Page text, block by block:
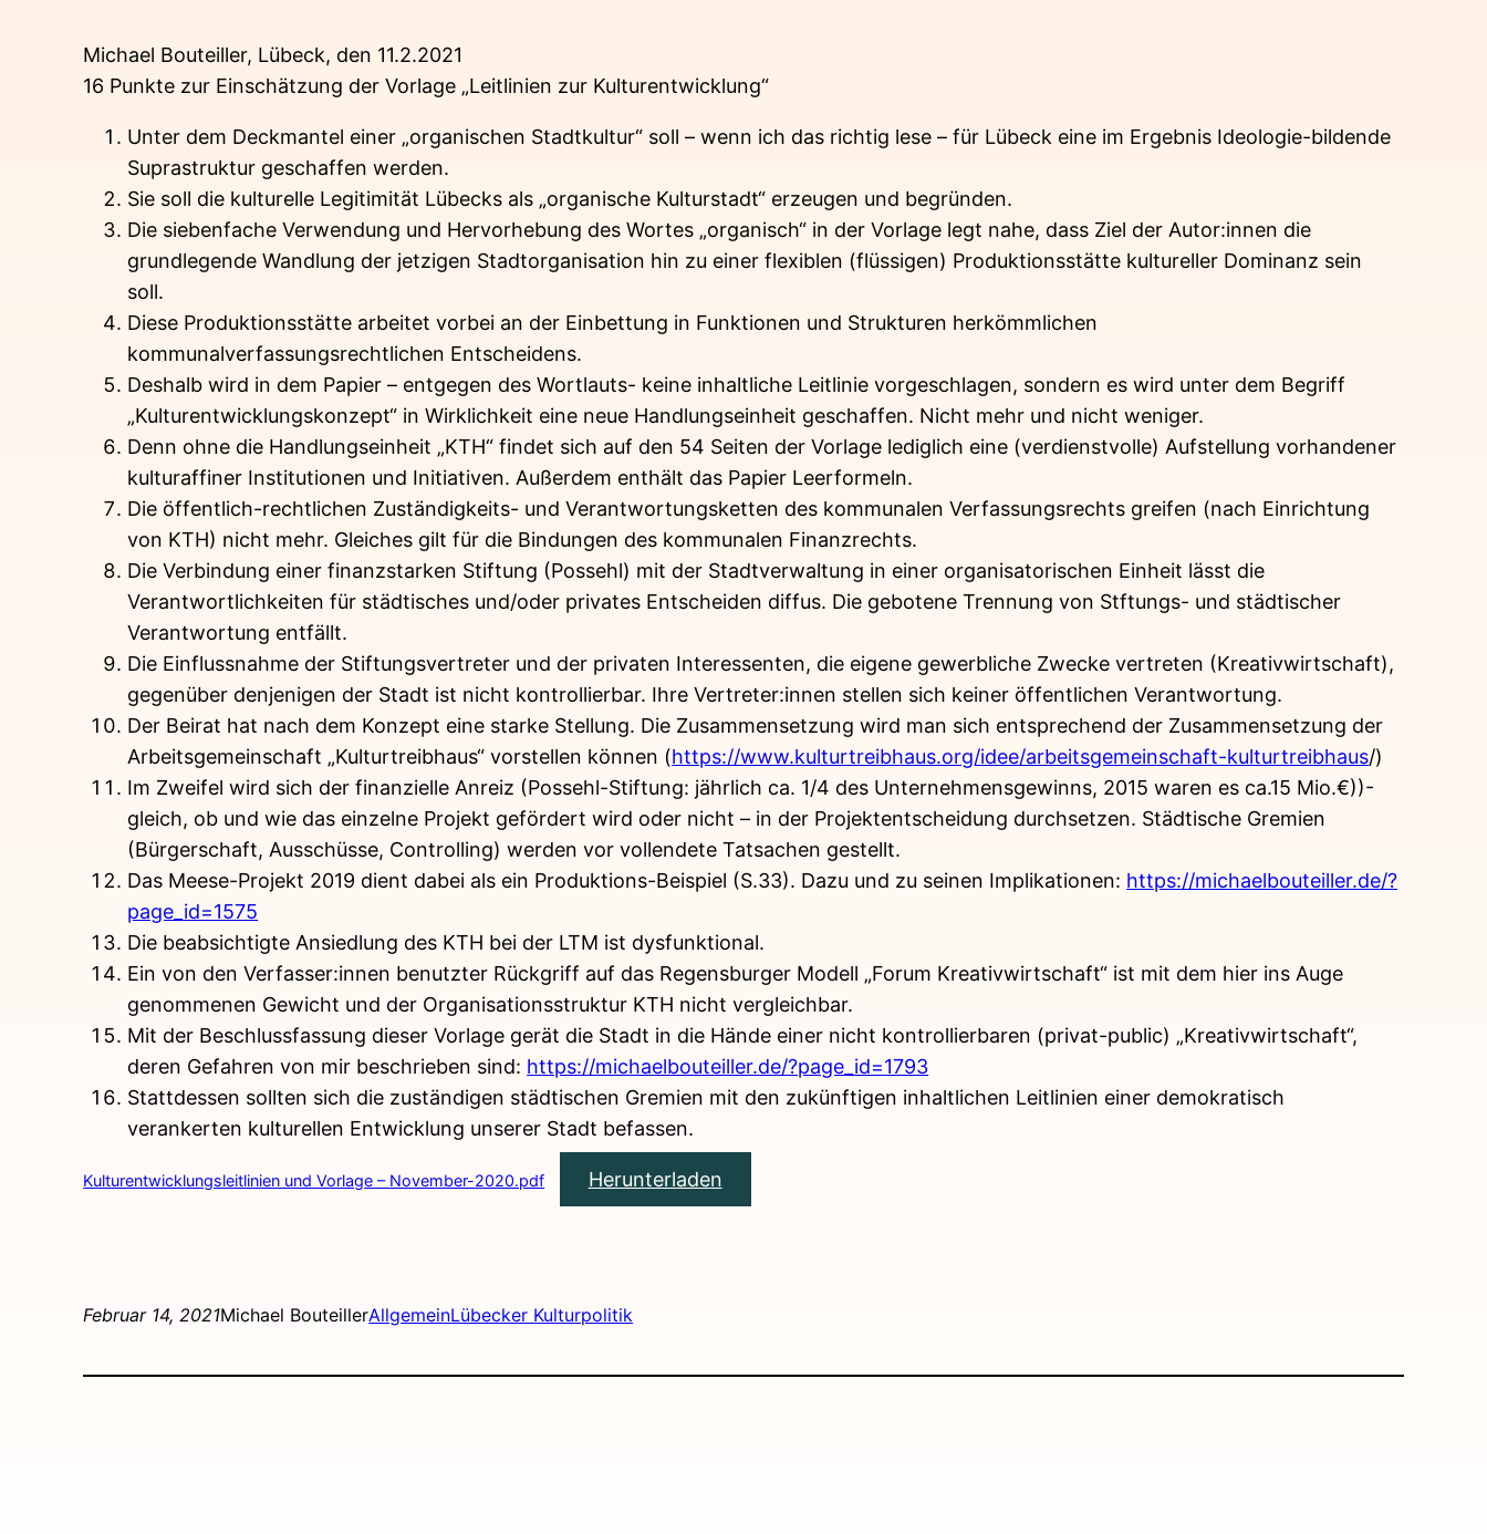
Michael Bouteiller, Lübeck, den 11.2.2021
16 Punkte zur Einschätzung der Vorlage „Leitlinien zur Kulturentwicklung“
Unter dem Deckmantel einer „organischen Stadtkultur“ soll – wenn ich das richtig lese – für Lübeck eine im Ergebnis Ideologie-bildende
Suprastruktur geschaffen werden.
Sie soll die kulturelle Legitimität Lübecks als „organische Kulturstadt“ erzeugen und begründen.
Die siebenfache Verwendung und Hervorhebung des Wortes „organisch“ in der Vorlage legt nahe, dass Ziel der Autor:innen die
grundlegende Wandlung der jetzigen Stadtorganisation hin zu einer flexiblen (flüssigen) Produktionsstätte kultureller Dominanz sein
soll.
Diese Produktionsstätte arbeitet vorbei an der Einbettung in Funktionen und Strukturen herkömmlichen
kommunalverfassungsrechtlichen Entscheidens.
Deshalb wird in dem Papier – entgegen des Wortlauts- keine inhaltliche Leitlinie vorgeschlagen, sondern es wird unter dem Begriff
„Kulturentwicklungskonzept“ in Wirklichkeit eine neue Handlungseinheit geschaffen. Nicht mehr und nicht weniger.
Denn ohne die Handlungseinheit „KTH“ findet sich auf den 54 Seiten der Vorlage lediglich eine (verdienstvolle) Aufstellung vorhandener
kulturaffiner Institutionen und Initiativen. Außerdem enthält das Papier Leerformeln.
Die öffentlich-rechtlichen Zuständigkeits- und Verantwortungsketten des kommunalen Verfassungsrechts greifen (nach Einrichtung
von KTH) nicht mehr. Gleiches gilt für die Bindungen des kommunalen Finanzrechts.
Die Verbindung einer finanzstarken Stiftung (Possehl) mit der Stadtverwaltung in einer organisatorischen Einheit lässt die
Verantwortlichkeiten für städtisches und/oder privates Entscheiden diffus. Die gebotene Trennung von Stftungs- und städtischer
Verantwortung entfällt.
Die Einflussnahme der Stiftungsvertreter und der privaten Interessenten, die eigene gewerbliche Zwecke vertreten (Kreativwirtschaft),
gegenüber denjenigen der Stadt ist nicht kontrollierbar. Ihre Vertreter:innen stellen sich keiner öffentlichen Verantwortung.
Der Beirat hat nach dem Konzept eine starke Stellung. Die Zusammensetzung wird man sich entsprechend der Zusammensetzung der
Arbeitsgemeinschaft „Kulturtreibhaus“ vorstellen können (https://www.kulturtreibhaus.org/idee/arbeitsgemeinschaft-kulturtreibhaus/)
Im Zweifel wird sich der finanzielle Anreiz (Possehl-Stiftung: jährlich ca. 1/4 des Unternehmensgewinns, 2015 waren es ca.15 Mio.€))-
gleich, ob und wie das einzelne Projekt gefördert wird oder nicht – in der Projektentscheidung durchsetzen. Städtische Gremien
(Bürgerschaft, Ausschüsse, Controlling) werden vor vollendete Tatsachen gestellt.
Das Meese-Projekt 2019 dient dabei als ein Produktions-Beispiel (S.33). Dazu und zu seinen Implikationen: https://michaelbouteiller.de/?
page_id=1575
Die beabsichtigte Ansiedlung des KTH bei der LTM ist dysfunktional.
Ein von den Verfasser:innen benutzter Rückgriff auf das Regensburger Modell „Forum Kreativwirtschaft“ ist mit dem hier ins Auge
genommenen Gewicht und der Organisationsstruktur KTH nicht vergleichbar.
Mit der Beschlussfassung dieser Vorlage gerät die Stadt in die Hände einer nicht kontrollierbaren (privat-public) „Kreativwirtschaft“,
deren Gefahren von mir beschrieben sind: https://michaelbouteiller.de/?page_id=1793
Stattdessen sollten sich die zuständigen städtischen Gremien mit den zukünftigen inhaltlichen Leitlinien einer demokratisch
verankerten kulturellen Entwicklung unserer Stadt befassen.
Kulturentwicklungsleitlinien und Vorlage – November-2020.pdf Herunterladen
Februar 14, 2021Michael BouteillerAllgemeinLübecker Kulturpolitik